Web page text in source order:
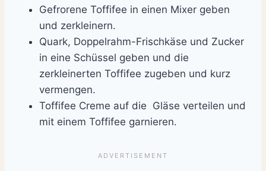
Gefrorene Toffifee in einen Mixer geben
und zerkleinern.
Quark, Doppelrahm-Frischkäse und Zucker
in eine Schüssel geben und die
zerkleinerten Toffifee zugeben und kurz
vermengen.
Toffifee Creme auf die Gläse verteilen und
mit einem Toffifee garnieren.